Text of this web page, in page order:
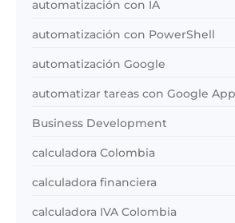
automatización con IA
automatización con PowerShell
automatización Google
automatizar tareas con Google
Business Development
calculadora Colombia
calculadora financiera
calculadora IVA Colombia